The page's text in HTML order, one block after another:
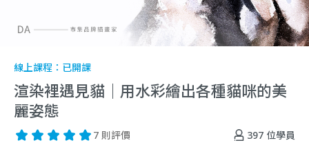
線上課程： 已開課
渲染裡遇見貓｜用水彩繪出各種貓咪的美
麗姿態
397 位學員
7 則評價